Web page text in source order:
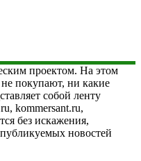
проектом. На этом
покупают, ни какие
собой ленту
kommersant.ru,
без искажения,
публикуемых новостей